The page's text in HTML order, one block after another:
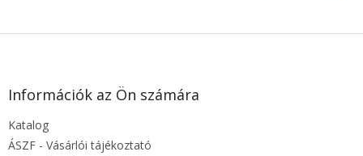
L
Információk az Ön számára
Katalog
ÁSZF - Vásárlói tájékoztató